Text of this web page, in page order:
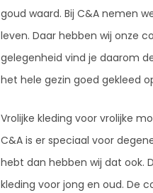
goud waard. Bij C&A nemen
leven. Daar hebben wij onze
gelegenheid vind je daarom
het hele gezin goed gekleed
Vrolijke kleding voor vrolijke
C&A is er speciaal voor
hebt dan hebben wij dat ook.
kleding voor jong en oud. De